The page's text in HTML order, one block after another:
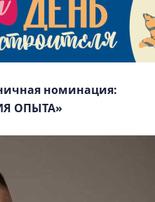
номинация:
ОПЫТА»